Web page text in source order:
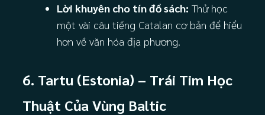
Lời khuyên cho tín đồ sách: Thử học
một vài câu tiếng Catalan cơ bản để hiểu
hơn về văn hóa địa phương.
6. Tartu (Estonia) – Trái Tim Học
Thuật Của Vùng Baltic